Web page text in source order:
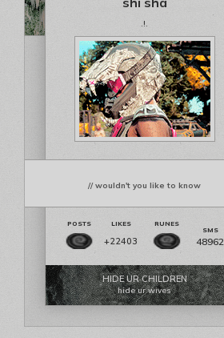
.!.
// wouldn't you like to know
+22403 48962
HIDE UR CHILDREN
hide ur wives